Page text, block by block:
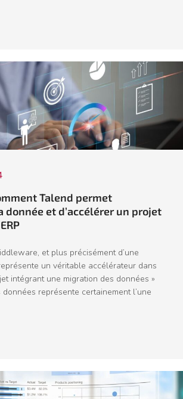
Talend permet
donnée et d’accélérer un projet
et plus précisément d’une
un véritable accélérateur dans
intégrant une migration des données »
données représente certainement l’une